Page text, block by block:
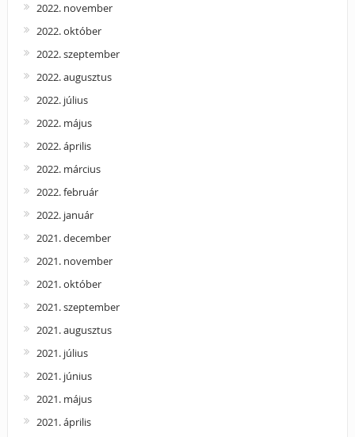
2022. november
2022. október
2022. szeptember
2022. augusztus
2022. július
2022. május
2022. április
2022. március
2022. február
2022. január
2021. december
2021. november
2021. október
2021. szeptember
2021. augusztus
2021. július
2021. június
2021. május
2021. április